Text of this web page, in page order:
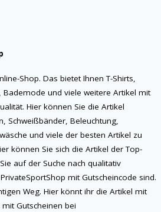
Shop. Das bietet Ihnen T-Shirts,
Bademode und viele weitere Artikel mit
Hier können Sie die Artikel
Schweißbänder, Beleuchtung,
und viele der besten Artikel zu
können Sie sich die Artikel der Top-
auf der Suche nach qualitativ
mit Gutscheincode sind.
Weg. Hier könnt ihr die Artikel mit
Gutscheinen bei